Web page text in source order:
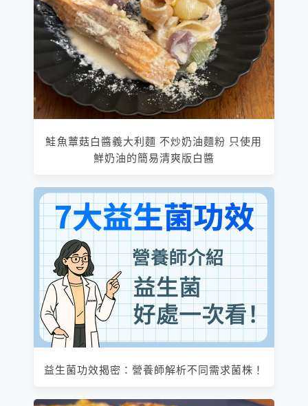
鮭魚蕈菇白醬義大利麵 不炒奶油麵粉 只使用
鮮奶油的簡易清爽版白醬
益生菌功效揭密：營養師解析不同需求菌株！